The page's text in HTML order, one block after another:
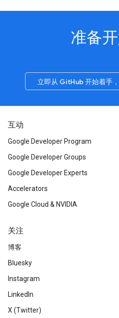
准备
立即从 GitHub 开始着手
互动
Google Developer Program
Google Developer Groups
Google Developer Experts
Accelerators
Google Cloud & NVIDIA
关注
博客
Bluesky
Instagram
LinkedIn
X (Twitter)